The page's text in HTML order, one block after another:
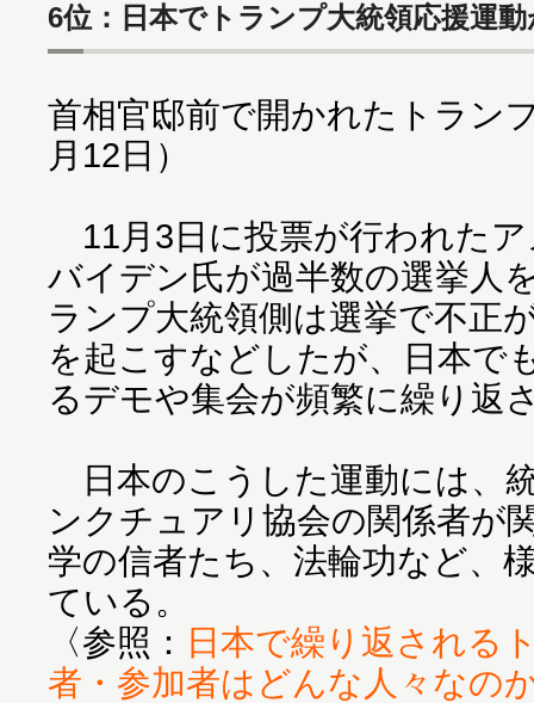
6位：日本でトランプ大統領応援運
首相官邸前で開かれたトラン
月12日）
11月3日に投票が行われた
バイデン氏が過半数の選挙人
ランプ大統領側は選挙で不正
を起こすなどしたが、日本で
るデモや集会が頻繁に繰り返
日本のこうした運動には、
ンクチュアリ協会の関係者が
学の信者たち、法輪功など、
ている。
〈参照： 日本で繰り返される
者・参加者はどんな人々なの